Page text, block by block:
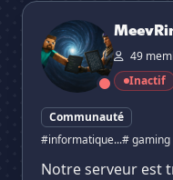
MeevRing
49
Inactif
Communauté
#informatique...# gaming
Notre serveur est